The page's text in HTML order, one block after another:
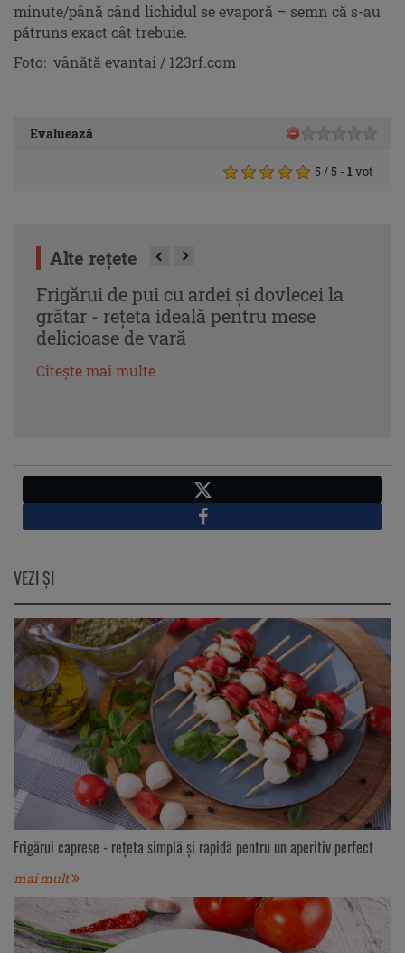
minute/până când lichidul se evaporă – semn că s-au
pătruns exact cât trebuie.
Foto: vânătă evantai / 123rf.com
Evaluează
5 / 5 - 1 vot
Alte rețete
Frigărui de pui cu ardei și dovlecei la
grătar - rețeta ideală pentru mese
delicioase de vară
Citește mai multe
XFacebook
VEZI ŞI
Frigărui caprese - rețeta simplă și rapidă pentru un aperitiv perfect
mai mult